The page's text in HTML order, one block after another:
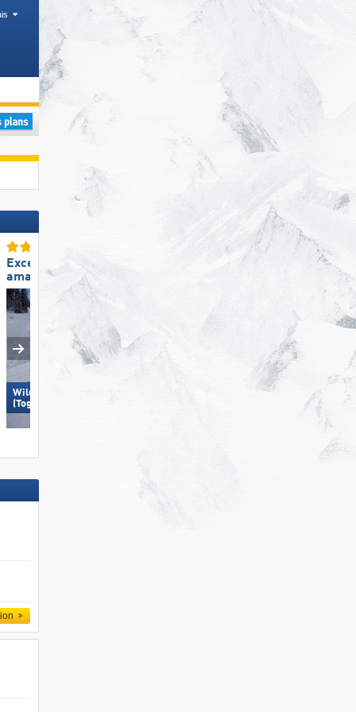
Excellente
amabilité du personnel
Wildhaus – Gamserrugg
(Toggenburg)
Excellent enneigement
Hohsaas – Saas-Grund